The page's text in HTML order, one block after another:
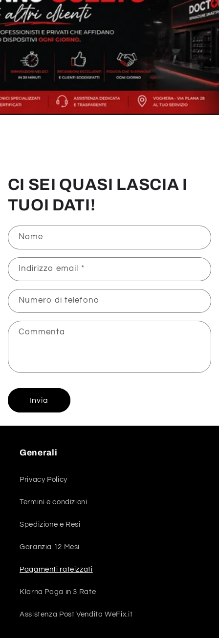
CI SEI QUASI LASCIA I
TUOI DATI!
Nome
Indirizzo email *
Numero di telefono
Commenta
Invia
Generali
Privacy Policy
Termini e condizioni
Spedizione e Resi
Garanzia 12 Mesi
Pagamenti rateizzati
Klarna Paga in 3 Rate
Assistenza Post Vendita WeFix.it